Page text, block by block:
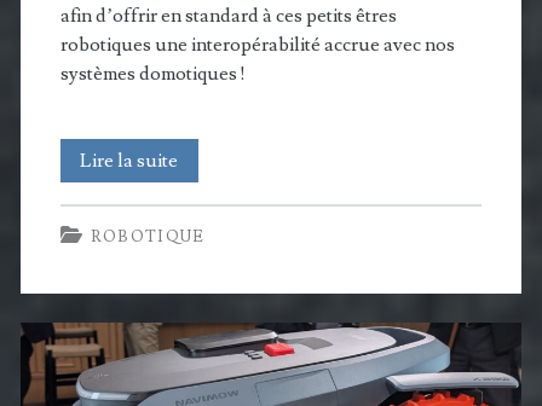
afin d’offrir en standard à ces petits êtres
robotiques une interopérabilité accrue avec nos
systèmes domotiques !
Lire la suite
Les
aspirateurs
robots
passent
ROBOTIQUE